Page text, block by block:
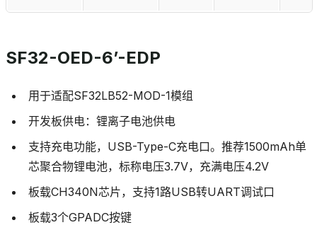
SF32-OED-6’-EDP
用于适配SF32LB52-MOD-1模组
开发板供电：锂离子电池供电
支持充电功能，USB-Type-C充电口。推荐1500mAh单
芯聚合物锂电池，标称电压3.7V，充满电压4.2V
板载CH340N芯片，支持1路USB转UART调试口
板载3个GPADC按键